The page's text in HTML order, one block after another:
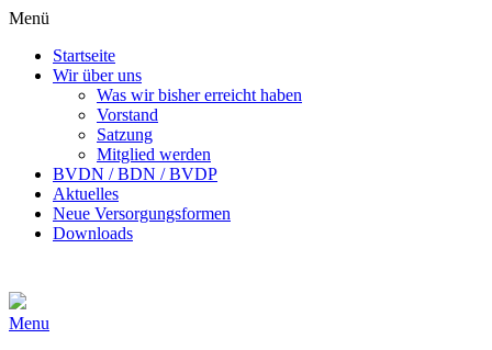
Menü
Startseite
Wir über uns
Was wir bisher erreicht haben
Vorstand
Satzung
Mitglied werden
BVDN / BDN / BVDP
Aktuelles
Neue Versorgungsformen
Downloads
Menu